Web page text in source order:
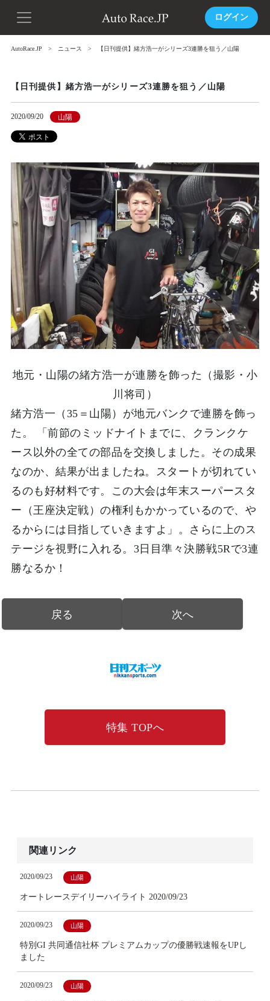
ログイン
AutoRace.JP ニュース 【日刊提供】緒方浩一がシリーズ3連勝を狙う／山陽
【日刊提供】緒方浩一がシリーズ3連勝を狙う／山陽
2020/09/20 山陽
地元・山陽の緒方浩一が連勝を飾った（撮影・小
川将司）
緒方浩一（35＝山陽）が地元バンクで連勝を飾っ
た。 「前節のミッドナイトまでに、クランクケ
ース以外の全ての部品を交換しました。その成果
なのか、結果が出ましたね。スタートが切れてい
るのも好材料です。この大会は年末スーパースタ
ー（王座決定戦）の権利もかかっているので、や
るからには目指していきますよ」。さらに上のス
テージを視野に入れる。3日目準々決勝戦5Rで3連
勝なるか！
戻る 次へ
特集 TOPへ
関連リンク
2020/09/23 山陽
オートレースデイリーハイライト 2020/09/23
2020/09/23 山陽
特別GI 共同通信社杯 プレミアムカップの優勝戦速報をUPし
ました
2020/09/23 山陽